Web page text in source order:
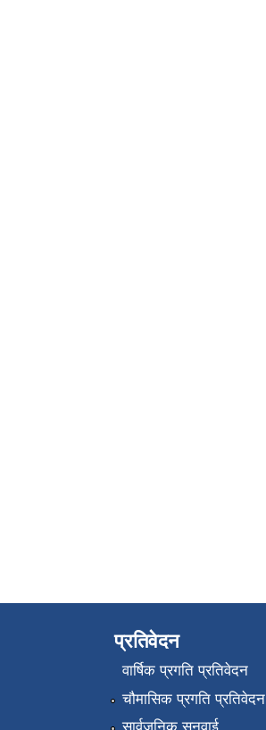
प्रतिवेदन
वार्षिक प्रगति प्रतिवेदन
चौमासिक प्रगति प्रतिवेदन